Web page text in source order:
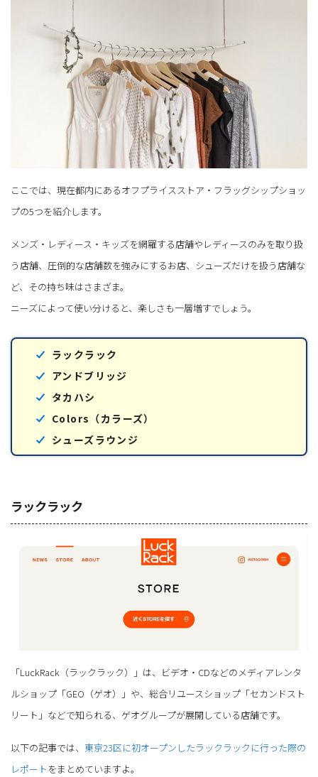
ここでは、現在都内にあるオフプライスストア・フラッグシップショッ
プの5つを紹介します。
メンズ・レディース・キッズを網羅する店舗やレディースのみを取り扱
う店舗、圧倒的な店舗数を強みにするお店、シューズだけを扱う店舗な
ど、その持ち味はさまざま。
ニーズによって使い分けると、楽しさも一層増すでしょう。
ラックラック
アンドブリッジ
タカハシ
Colors（カラーズ）
シューズラウンジ
ラックラック
「LuckRack（ラックラック）」は、ビデオ・CDなどのメディアレンタ
ルショップ「GEO（ゲオ）」や、総合リユースショップ「セカンドスト
リート」などで知られる、ゲオグループが展開している店舗です。
以下の記事では、 東京23区に初オープンしたラックラックに行った際の
レポート をまとめていますよ。